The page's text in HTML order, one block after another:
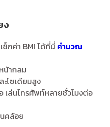
ง
กค่า BMI ได้ที่นี่ คำนวณ
น้ากลม
โซเดียมสูง
เล่นโทรศัพท์หลายชั่วโมงต่อ
คล้อย